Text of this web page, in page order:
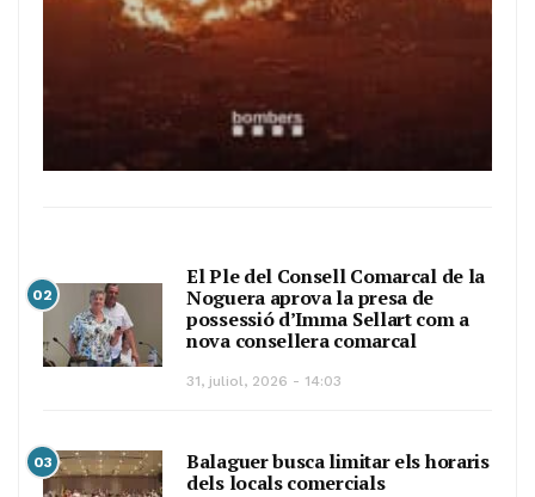
02
El Ple del Consell Comarcal de la
Noguera aprova la presa de
possessió d’Imma Sellart com a
nova consellera comarcal
31, juliol, 2026 - 14:03
03
Balaguer busca limitar els horaris
dels locals comercials